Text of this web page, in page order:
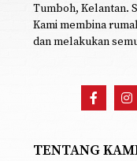
Tumboh, Kelantan.
Kami membina
dan melakukan
TENTANG